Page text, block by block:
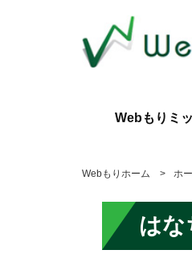
Webもりミ
Webもりホーム ホ
はな